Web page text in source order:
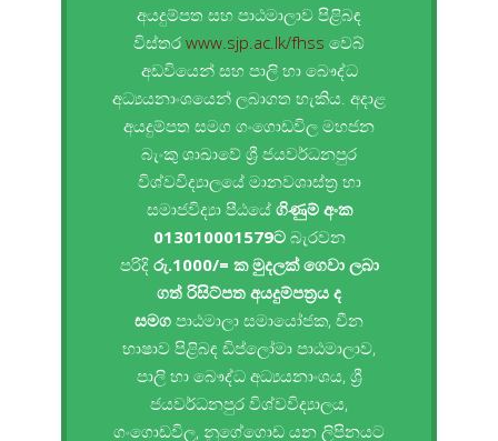
අයදුම්පත සහ පාඨමාලාව පිළිබඳ
විස්තර www.sjp.ac.lk/fhss වෙබ්
අඩවියෙන් සහ පාලි හා බෞද්ධ
අධ්‍යයනාංශයෙන් ලබාගත හැකිය. අදාළ
අයදුම්පත සමග ගංගොඩවිල මහජන
බැංකු ශාඛාවේ ශ්‍රී ජයවර්ධනපුර
විශ්වවිද්‍යාලයේ මානවශාස්ත්‍ර හා
සමාජවිද්‍යා පීඨයේ ගිණුම් අංක
013010001579ටබැරවන
පරිදි රු.1000/= ක මුදලක් ගෙවා ලබා
ගත් රිසිට්පත අයදුම්පත්‍රය ද
සමග පාඨමාලා සමායෝජක, චීන
භාෂාව පිළිබඳ ඩිප්ලෝමා පාඨමාලාව,
පාලි හා බෞද්ධ අධ්‍යයනාංශය, ශ්‍රී
ජයවර්ධනපුර විශ්වවිද්‍යාලය,
ගංගොඩවිල, නුගේගොඩ යන ලිපිනයට